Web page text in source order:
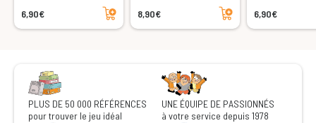
6,90€
Ajouter au panier
8,90€
Ajouter au panier
6,90€
PLUS DE 50 000 RÉFÉRENCES
pour trouver le jeu idéal
UNE ÉQUIPE DE PASSIONNÉS
à votre service depuis 1978